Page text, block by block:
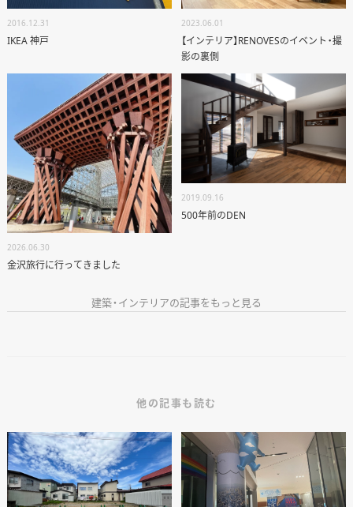
2016.12.31
IKEA 神戸
2023.06.01
【インテリア】RENOVESのイベント・撮
影の裏側
2026.06.30
金沢旅行に行ってきました
2019.09.16
500年前のDEN
建築・インテリアの記事をもっと見る
他の記事も読む